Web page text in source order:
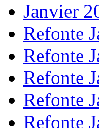
Janvier
Refonte
Refonte
Refonte
Refonte
Refonte